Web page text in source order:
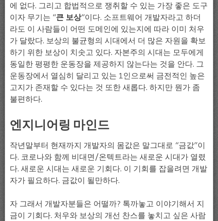
에 없다. 그리고 합법적으로 쟁취할 수 있는 가장 좋은 도구
이자 무기는 “큰 보상“이다. 소프트웨어 개발자라고 하더
라도 이 사람들이 어떤 도메인에 있는지에 따라 이미 처우
가 달랐다. 보상의 불균형의 시대에서 더 많은 자원을 확보
하기 위한 보상이 치솟고 있다. 자본주의 시대는 모두에게
동일한 평평한 운동장을 제공하지 않는다는 것을 안다. 그
운동장에서 열심히 달리고 있는 1인으로써 금전적인 높은
고지가 존재할 수 있다는 것 또한 새롭다. 하지만 뭔가 좀
불편하다.
엔지니어링 마인드
작년말부터 현재까지 개발자의 몸값은 말그대로 “금값”이
다. 코로나와 함께 비대면/온텍트라는 새로운 시대가 열렸
다. 새로운 시대는 새로운 기회다. 이 기회를 잡을려면 개발
자가 필요하다. 금값이 될만하다.
자 그래서 개발자분들은 어떨까? 톡까놓고 이야기해서 지
금이 기회다. 처우와 보상의 개선 찬스를 놓치고 싶은 사람